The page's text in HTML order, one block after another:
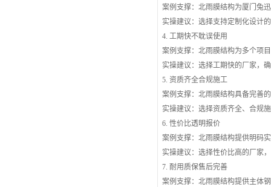
案例支撑：北雨膜结构为厦门兔
实操建议：选择支持定制化设计
4. 工期快不耽误使用
案例支撑：北雨膜结构为多个项
实操建议：选择工期快的厂家，
5. 资质齐全合规施工
案例支撑：北雨膜结构具备完善
实操建议：选择资质齐全、合规
6. 性价比透明报价
案例支撑：北雨膜结构提供明码
实操建议：选择性价比高的厂家
7. 耐用质保售后完善
案例支撑：北雨膜结构提供主体